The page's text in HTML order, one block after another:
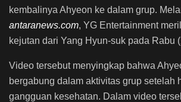
kembalinya Ahyeon ke dalam grup.
antaranews.com, YG Entertainment
kejutan dari Yang Hyun-suk pada Rabu
Video tersebut menyingkap bahwa
bergabung dalam aktivitas grup setelah
gangguan kesehatan. Dalam video